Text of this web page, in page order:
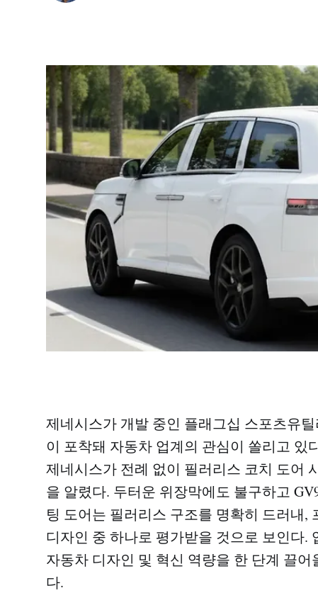
제네시스가 개발 중인 플래그십 스포츠유
이 포착돼 자동차 업계의 관심이 쏠리고 있
제네시스가 전례 없이 필러리스 코치 도어
을 알렸다. 두터운 위장막에도 불구하고
팅 도어는 필러리스 구조를 명확히 드러내,
디자인 중 하나로 평가받을 것으로 보인다.
자동차 디자인 및 혁신 역량을 한 단계 끌
다.